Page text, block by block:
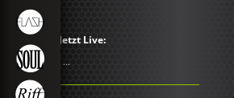
Jetzt Live:
...